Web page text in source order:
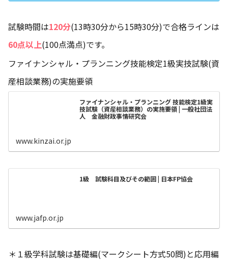
試験時間は120分(13時30分から15時30分)で合格ラインは
60点以上(100点満点)です。
ファイナンシャル・プランニング技能検定1級実技試験(資
産相談業務)の実施要領
ファイナンシャル・プランニング 技能検定1級実
技試験（資産相談業務）の実施要領 | 一般社団法
人 金融財政事情研究会
www.kinzai.or.jp
1級 試験科目及びその範囲 | 日本FP協会
www.jafp.or.jp
＊１級学科試験は基礎編(マークシート方式50問)と応用編